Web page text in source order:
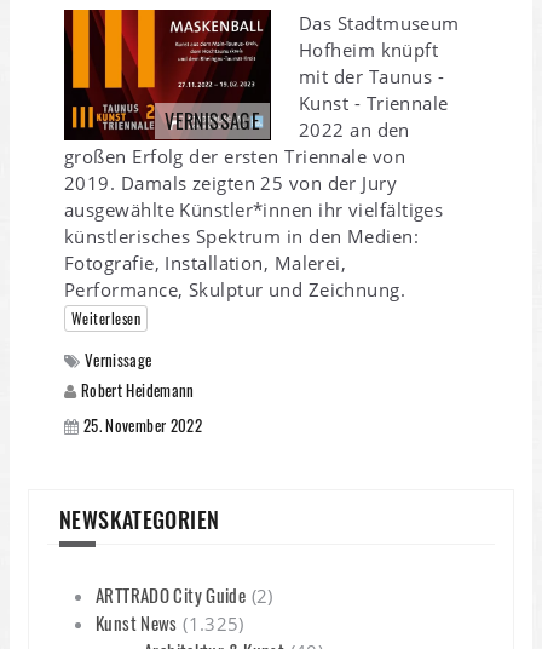
VERNISSAGE
Das Stadtmuseum
Hofheim knüpft
mit der Taunus -
Kunst - Triennale
2022 an den
großen Erfolg der ersten Triennale von
2019. Damals zeigten 25 von der Jury
ausgewählte Künstler*innen ihr vielfältiges
künstlerisches Spektrum in den Medien:
Fotografie, Installation, Malerei,
Performance, Skulptur und Zeichnung.
Weiterlesen
Vernissage
Robert Heidemann
25. November 2022
NEWSKATEGORIEN
ARTTRADO City Guide (2)
Kunst News (1.325)